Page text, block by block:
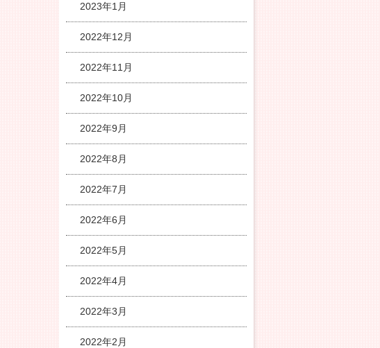
2023年1月
2022年12月
2022年11月
2022年10月
2022年9月
2022年8月
2022年7月
2022年6月
2022年5月
2022年4月
2022年3月
2022年2月